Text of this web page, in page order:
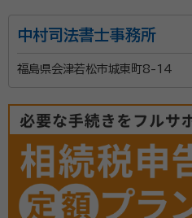
中村司法書士事務所
福島県会津若松市城東町8-14